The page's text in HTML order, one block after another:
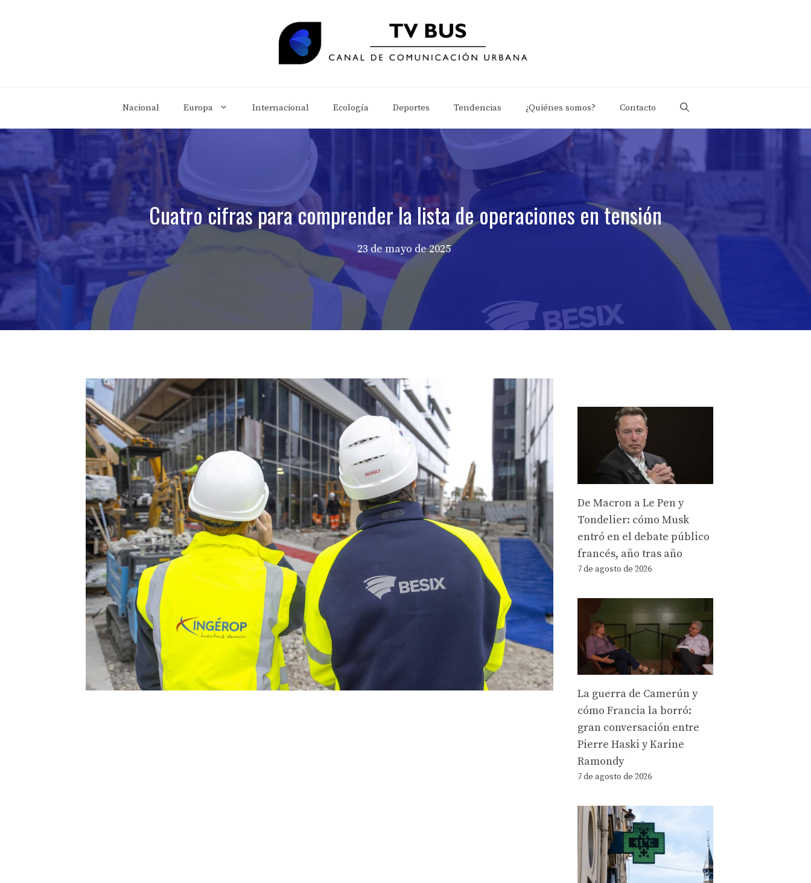
Nacional Europa Internacional Ecología Deportes Tendencias ¿Quiénes somos? Contacto
Cuatro cifras para comprender la lista de operaciones en tensión
23 de mayo de 2025
De Macron a Le Pen y
Tondelier: cómo Musk
entró en el debate público
francés, año tras año
7 de agosto de 2026
La guerra de Camerún y
cómo Francia la borró:
gran conversación entre
Pierre Haski y Karine
Ramondy
7 de agosto de 2026